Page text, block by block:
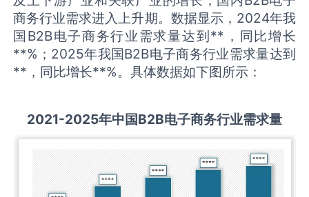
商务行业需求进入上升期。数据显示，2024年我
国B2B电子商务行业需求量达到**，同比增长
**%；2025年我国B2B电子商务行业需求量达到
**，同比增长**%。具体数据如下图所示：
2021-2025年中国B2B电子商务行业需求量